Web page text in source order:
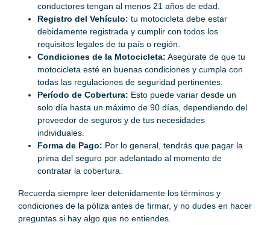
conductores tengan al menos 21 años de edad.
Registro del Vehículo: tu motocicleta debe estar
debidamente registrada y cumplir con todos los
requisitos legales de tu país o región.
Condiciones de la Motocicleta: Asegúrate de que tu
motocicleta esté en buenas condiciones y cumpla con
todas las regulaciones de seguridad pertinentes.
Período de Cobertura: Esto puede variar desde un
solo día hasta un máximo de 90 días, dependiendo del
proveedor de seguros y de tus necesidades
individuales.
Forma de Pago: Por lo general, tendrás que pagar la
prima del seguro por adelantado al momento de
contratar la cobertura.
Recuerda siempre leer detenidamente los términos y
condiciones de la póliza antes de firmar, y no dudes en hacer
preguntas si hay algo que no entiendes.